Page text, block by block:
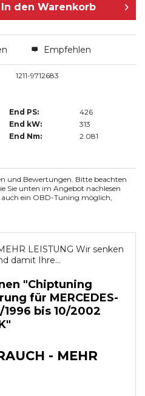
In den Warenkorb
Empfehlen
1211-9712683
End PS:
426
End kW:
313
End Nm:
2.081
und Bewertungen. Bitte beachten
Sie unten im Angebot nachlesen
auch ein OBD-Tuning möglich,
LEISTUNG Wir senken
damit Ihre...
"Chiptuning
für MERCEDES-
1996 bis 10/2002
- MEHR